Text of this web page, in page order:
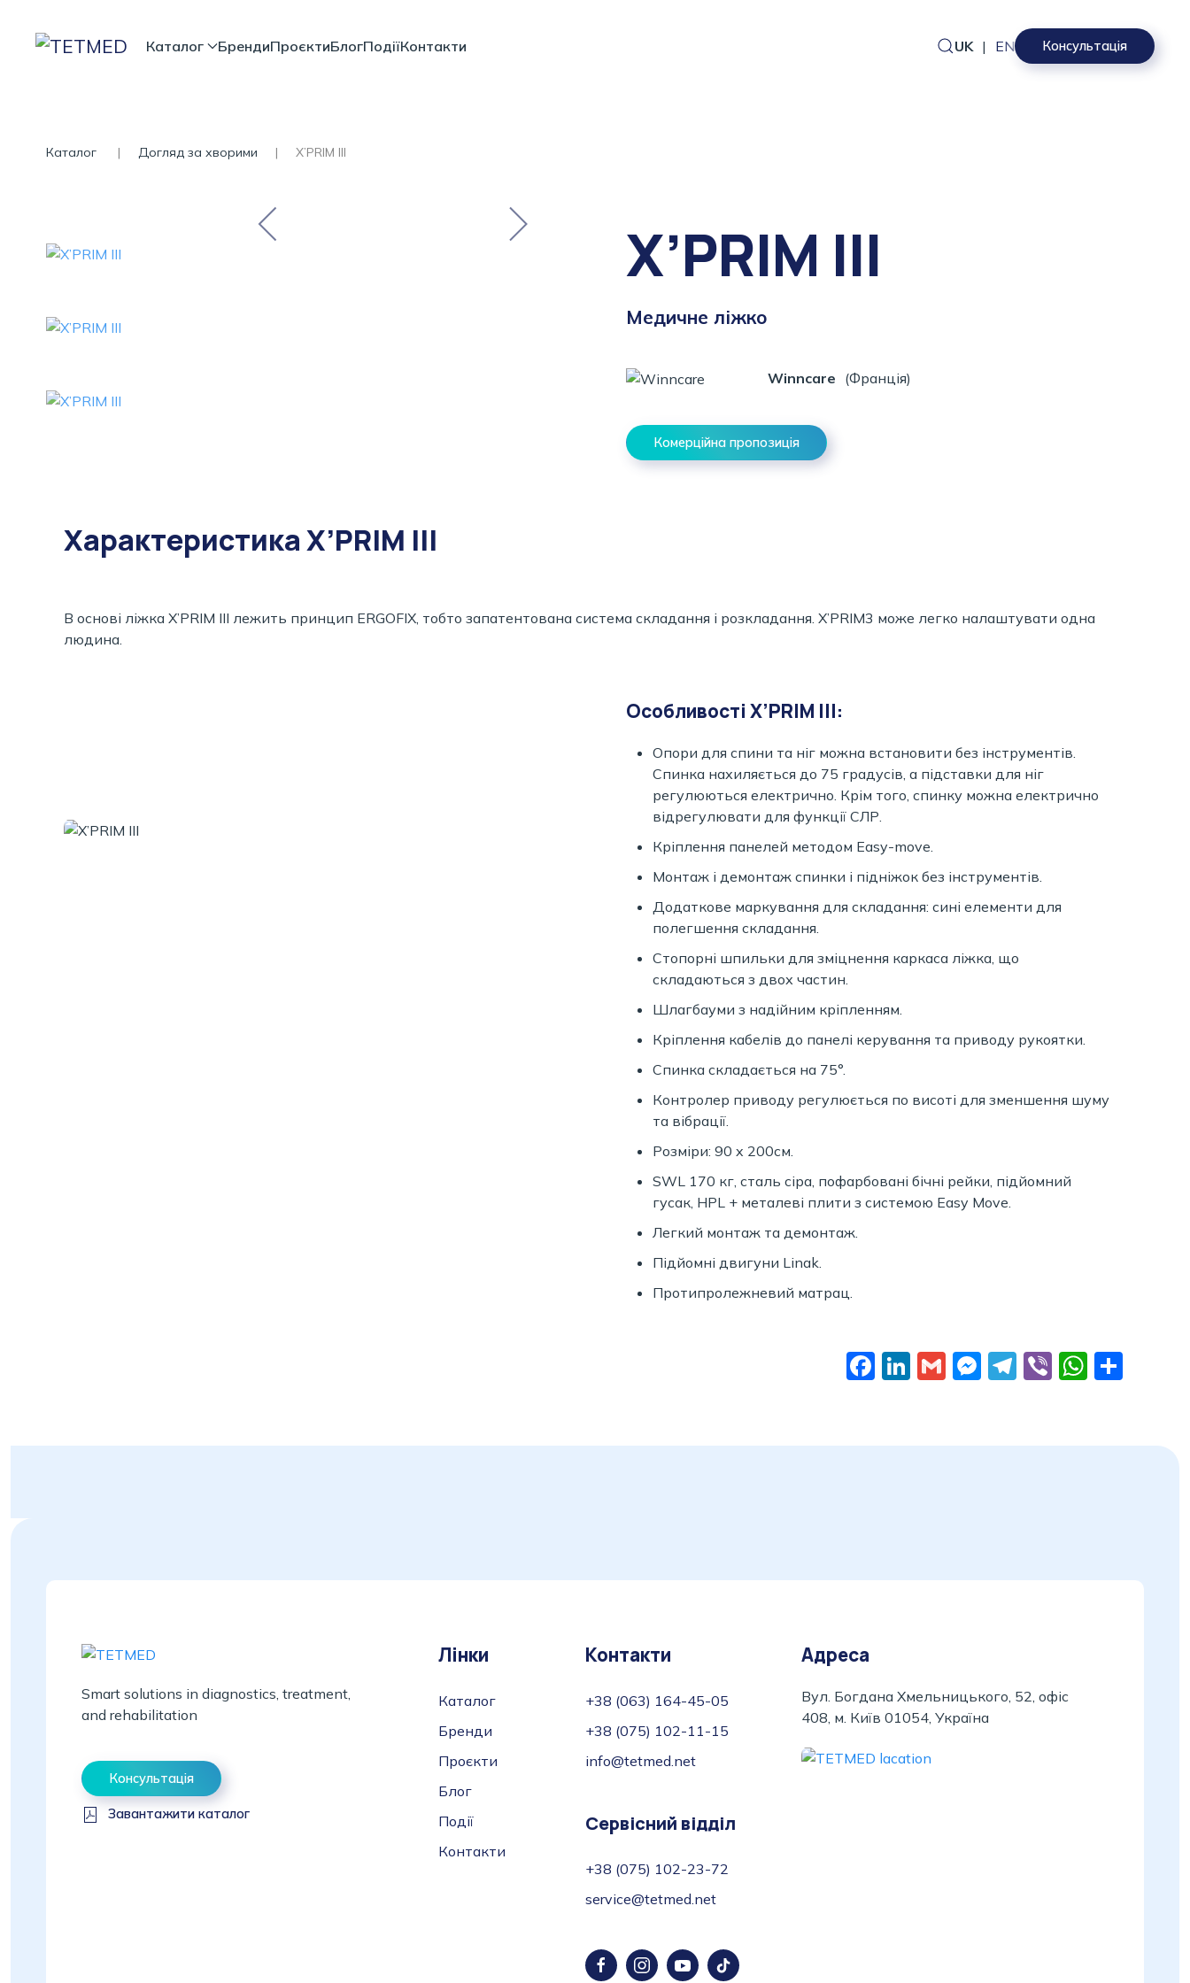
Каталог БрендиПроєктиБлогПодіїКонтакти UK | EN Консультація
Каталог Догляд за хворими X’PRIM III
X’PRIM III
Медичне ліжко
Winncare (Франція)
Комерційна пропозиція
Характеристика X’PRIM III
В основі ліжка X’PRIM ІІІ лежить принцип ERGOFIX, тобто запатентована система складання і розкладання. X’PRIM3 може легко налаштувати одна
людина.
Особливості X’PRIM ІІІ:
Опори для спини та ніг можна встановити без інструментів.
Спинка нахиляється до 75 градусів, а підставки для ніг
регулюються електрично. Крім того, спинку можна електрично
відрегулювати для функції СЛР.
Кріплення панелей методом Easy-move.
Монтаж і демонтаж спинки і підніжок без інструментів.
Додаткове маркування для складання: сині елементи для
полегшення складання.
Стопорні шпильки для зміцнення каркаса ліжка, що
складаються з двох частин.
Шлагбауми з надійним кріпленням.
Кріплення кабелів до панелі керування та приводу рукоятки.
Спинка складається на 75°.
Контролер приводу регулюється по висоті для зменшення шуму
та вібрації.
Розміри: 90 x 200см.
SWL 170 кг, сталь сіра, пофарбовані бічні рейки, підйомний
гусак, HPL + металеві плити з системою Easy Move.
Легкий монтаж та демонтаж.
Підйомні двигуни Linak.
Протипролежневий матрац.
Facebook
LinkedIn
GmailMessenger
Telegram
Viber
Smart solutions in diagnostics, treatment,
and rehabilitation
Консультація
Завантажити каталог
Лінки
Каталог
Бренди
Проєкти
Блог
Події
Контакти
Контакти
+38 (063) 164-45-05
+38 (075) 102-11-15
info@tetmed.net
Сервісний відділ
+38 (075) 102-23-72
service@tetmed.net
Адреса
Вул. Богдана Хмельницького, 52, офіс
408, м. Київ 01054, Україна